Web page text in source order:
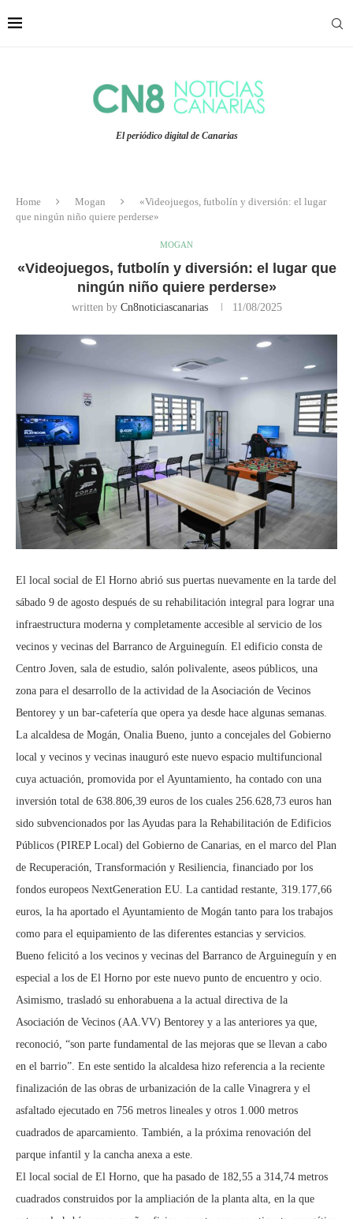
El periódico digital de Canarias
Home Mogan
«Videojuegos, futbolín y diversión: el lugar
que ningún niño quiere perderse»
MOGAN
«Videojuegos, futbolín y diversión: el lugar que
ningún niño quiere perderse»
written by Cn8noticiascanarias 11/08/2025
El local social de El Horno abrió sus puertas nuevamente en la tarde del
sábado 9 de agosto después de su rehabilitación integral para lograr una
infraestructura moderna y completamente accesible al servicio de los
vecinos y vecinas del Barranco de Arguineguín. El edificio consta de
Centro Joven, sala de estudio, salón polivalente, aseos públicos, una
zona para el desarrollo de la actividad de la Asociación de Vecinos
Bentorey y un bar-cafetería que opera ya desde hace algunas semanas.
La alcaldesa de Mogán, Onalia Bueno, junto a concejales del Gobierno
local y vecinos y vecinas inauguró este nuevo espacio multifuncional
cuya actuación, promovida por el Ayuntamiento, ha contado con una
inversión total de 638.806,39 euros de los cuales 256.628,73 euros han
sido subvencionados por las Ayudas para la Rehabilitación de Edificios
Públicos (PIREP Local) del Gobierno de Canarias, en el marco del Plan
de Recuperación, Transformación y Resiliencia, financiado por los
fondos europeos NextGeneration EU. La cantidad restante, 319.177,66
euros, la ha aportado el Ayuntamiento de Mogán tanto para los trabajos
como para el equipamiento de las diferentes estancias y servicios.
Bueno felicitó a los vecinos y vecinas del Barranco de Arguineguín y en
especial a los de El Horno por este nuevo punto de encuentro y ocio.
Asimismo, trasladó su enhorabuena a la actual directiva de la
Asociación de Vecinos (AA.VV) Bentorey y a las anteriores ya que,
reconoció, “son parte fundamental de las mejoras que se llevan a cabo
en el barrio”. En este sentido la alcaldesa hizo referencia a la reciente
finalización de las obras de urbanización de la calle Vinagrera y el
asfaltado ejecutado en 756 metros lineales y otros 1.000 metros
cuadrados de aparcamiento. También, a la próxima renovación del
parque infantil y la cancha anexa a este.
El local social de El Horno, que ha pasado de 182,55 a 314,74 metros
cuadrados construidos por la ampliación de la planta alta, en la que